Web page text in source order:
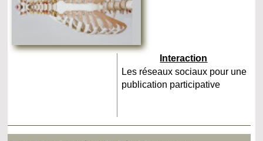
Interaction
Les réseaux sociaux pour une
publication participative